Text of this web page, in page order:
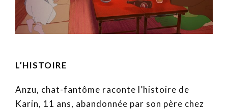
L’HISTOIRE
Anzu, chat-fantôme raconte l’histoire de
Karin, 11 ans, abandonnée par son père chez